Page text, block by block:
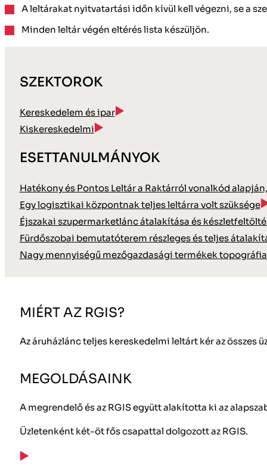
A leltárakat nyitvatartási időn kívül kell végezni, se a
Minden leltár végén eltérés lista készüljön.
SZEKTOROK
Kereskedelem és ipar
Kiskereskedelmi
ESETTANULMÁNYOK
Hatékony és Pontos Leltár a Raktárról vonalkód
Egy logisztikai központnak teljes leltárra volt szüksége
Éjszakai szupermarketlánc átalakítása és
Fürdőszobai bemutatóterem részleges és teljes
Nagy mennyiségű mezőgazdasági termékek
MIÉRT AZ RGIS?
Az áruházlánc teljes kereskedelmi leltárt kér az összes
MEGOLDÁSAINK
A megrendelő és az RGIS együtt alakította ki az
Üzletenként két-öt fős csapattal dolgozott az RGIS.